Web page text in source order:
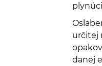
určitej
danej